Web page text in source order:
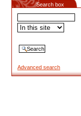
Search box
Advanced search